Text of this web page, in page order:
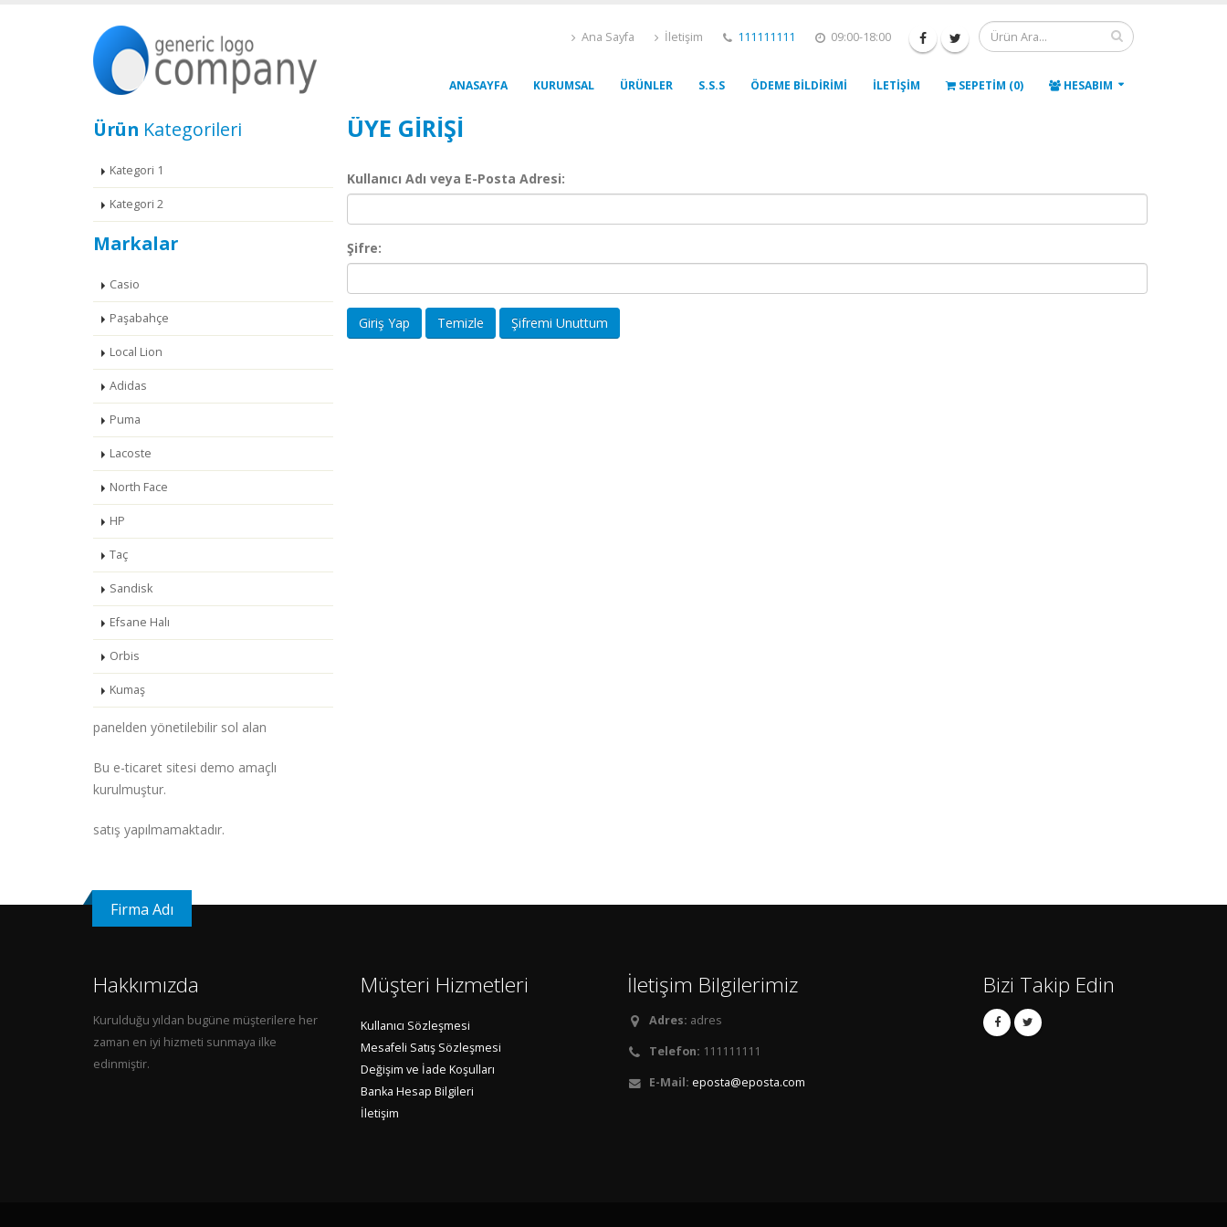
Ana Sayfa İletişim 111111111 09:00-18:00
ANASAYFA KURUMSAL ÜRÜNLER S.S.S ÖDEME BILDIRIMI İLETIŞIM SEPETIM (0) HESABIM
Ürün Kategorileri
Kategori 1
Kategori 2
Markalar
Casio
Paşabahçe
Local Lion
Adidas
Puma
Lacoste
North Face
HP
Taç
Sandisk
Efsane Halı
Orbis
Kumaş
panelden yönetilebilir sol alan
Bu e-ticaret sitesi demo amaçlı
kurulmuştur.
satış yapılmamaktadır.
ÜYE GIRIŞI
Kullanıcı Adı veya E-Posta Adresi:
Şifre:
Giriş Yap Temizle Şifremi Unuttum
Firma Adı
Hakkımızda
Kurulduğu yıldan bugüne müşterilere her
zaman en iyi hizmeti sunmaya ilke
edinmiştir.
Müşteri Hizmetleri
Kullanıcı Sözleşmesi
Mesafeli Satış Sözleşmesi
Değişim ve İade Koşulları
Banka Hesap Bilgileri
İletişim
İletişim Bilgilerimiz
Adres: adres
Telefon: 111111111
E-Mail: eposta@eposta.com
Bizi Takip Edin